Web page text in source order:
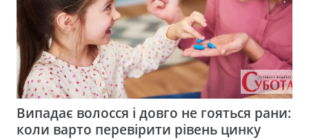
Випадає волосся і довго не гояться рани:
коли варто перевірити рівень цинку